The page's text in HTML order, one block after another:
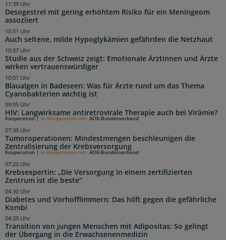
Desogestrel mit gering erhöhtem Risiko für ein Meningeom
assoziiert
11:39 Uhr
Auch seltene, milde Hypoglykämien gefährden die Netzhaut
10:51 Uhr
Studie aus der Schweiz zeigt: Emotionale Ärztinnen und Ärzte
wirken vertrauenswürdiger
10:37 Uhr
Blaualgen in Badeseen: Was für Ärzte rund um das Thema
Cyanobakterien wichtig ist
10:01 Uhr
HIV: Langwirksame antiretrovirale Therapie auch bei Virämie?
09:05 Uhr
Tumoroperationen: Mindestmengen beschleunigen die
Zentralisierung der Krebsversorgung
Kooperation| In Kooperation mit: AOK-Bundesverband
07:30 Uhr
Krebsexpertin: „Die Versorgung in einem zertifizierten
Zentrum ist die beste“
Kooperation | In Kooperation mit: AOK-Bundesverband
07:20 Uhr
Diabetes und Vorhofflimmern: Das hilft gegen die gefährliche
Kombi
04:30 Uhr
Transition von jungen Menschen mit Adipositas: So gelingt
der Übergang in die Erwachsenenmedizin
04:20 Uhr